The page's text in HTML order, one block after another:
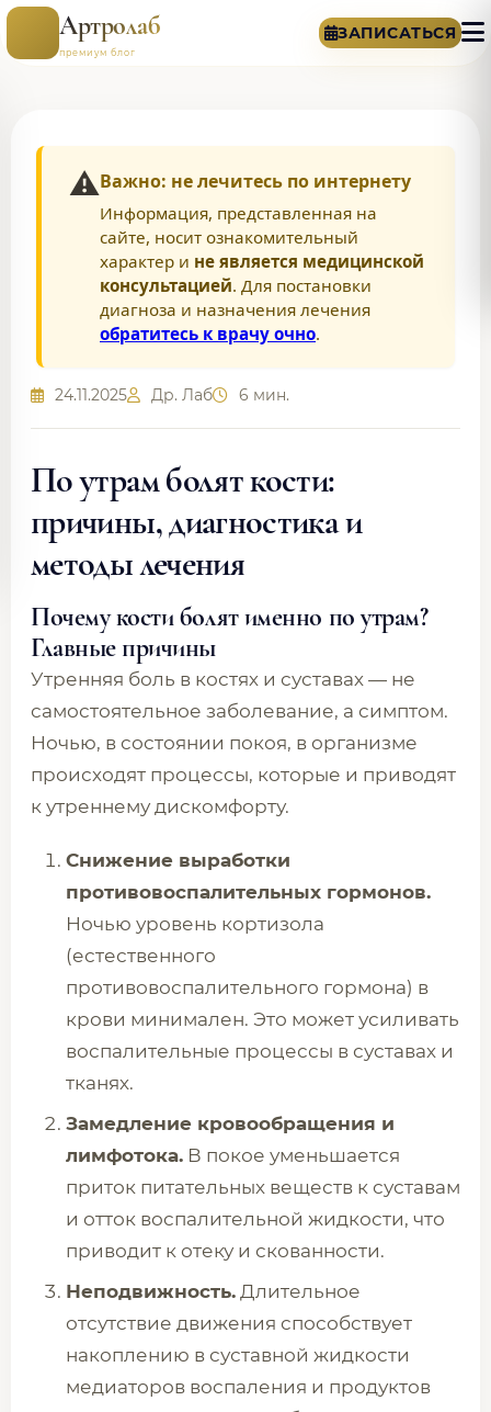
Артролаб
премиум блог
ЗАПИСАТЬСЯ
⚠️Важно: не лечитесь по интернету
Информация, представленная на
сайте, носит ознакомительный
характер и не является медицинской
консультацией. Для постановки
диагноза и назначения лечения
обратитесь к врачу очно.
24.11.2025 Др. Лаб 6 мин.
По утрам болят кости:
причины, диагностика и
методы лечения
Почему кости болят именно по утрам?
Главные причины
Утренняя боль в костях и суставах — не
самостоятельное заболевание, а симптом.
Ночью, в состоянии покоя, в организме
происходят процессы, которые и приводят
к утреннему дискомфорту.
Снижение выработки
противовоспалительных гормонов.
Ночью уровень кортизола
(естественного
противовоспалительного гормона) в
крови минимален. Это может усиливать
воспалительные процессы в суставах и
тканях.
Замедление кровообращения и
лимфотока. В покое уменьшается
приток питательных веществ к суставам
и отток воспалительной жидкости, что
приводит к отеку и скованности.
Неподвижность. Длительное
отсутствие движения способствует
накоплению в суставной жидкости
медиаторов воспаления и продуктов